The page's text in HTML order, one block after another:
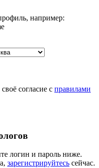
например:
согласие с правилами
логин и пароль ниже.
зарегистрируйтесь сейчас.